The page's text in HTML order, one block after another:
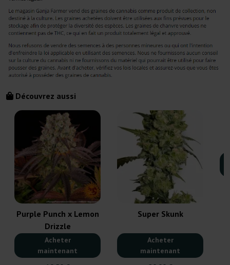
Découvrez aussi
Purple Punch x Lemon
Drizzle
Acheter
maintenant
Super Skunk
Acheter
maintenant